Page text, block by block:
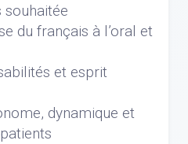
souhaitée
du français à l’oral et
et esprit
dynamique et